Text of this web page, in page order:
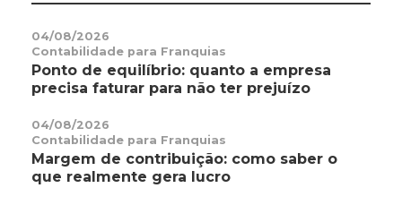
04/08/2026
Contabilidade para Franquias
Ponto de equilíbrio: quanto a empresa
precisa faturar para não ter prejuízo
04/08/2026
Contabilidade para Franquias
Margem de contribuição: como saber o
que realmente gera lucro